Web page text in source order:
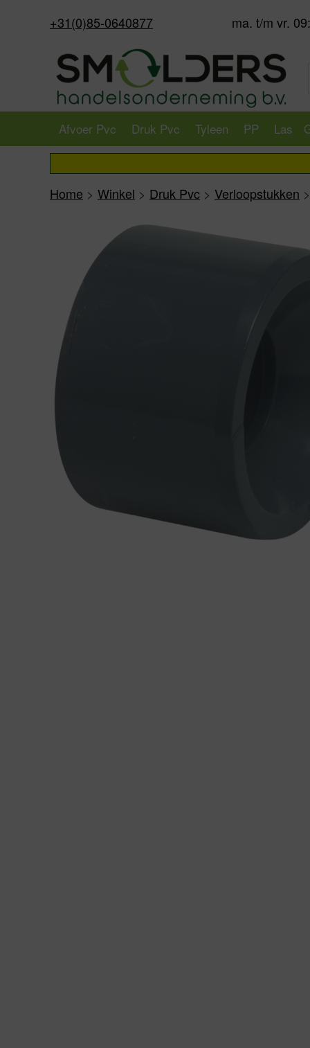
+31(0)85-0640877 ma. t/m vr.
Afvoer Pvc Druk Pvc Tyleen PP Las
Home > Winkel > Druk Pvc > Verloopstukken >